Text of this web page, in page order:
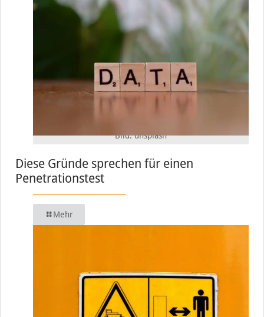
Bild: unsplash
Diese Gründe sprechen für einen
Penetrationstest
Mehr